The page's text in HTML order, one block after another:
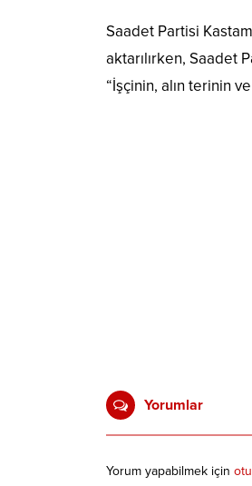
Saadet Partisi
aktarılırken, Saadet
“İşçinin, alın terinin
Yorumlar
Yorum yapabilmek için